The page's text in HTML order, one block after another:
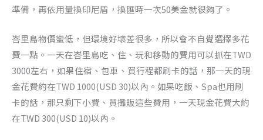
準備，再依用量換印尼盾，換匯時一次50美金就很夠了。
峇里島物價蠻低，但環境好壞差很多，所以會不自覺選擇多花
費一點。一天在峇里島吃、住、玩和移動的費用可以抓在TWD
3000左右，如果住宿、包車、買行程都刷卡的話，那一天的現
金花費約在TWD 1000(USD 30)以內。如果吃飯、Spa也用刷
卡的話，那只剩下小費、買攤販這些費用，一天現金花費大約
在TWD 300(USD 10)以內。